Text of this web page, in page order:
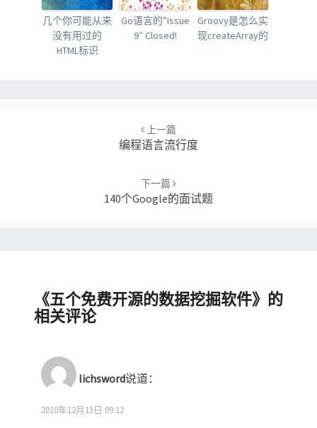
几个你可能从来
没有用过的
HTML标识
Go语言的”Issue
9″ Closed!
Groovy是怎么实
现createArray的
上一篇
编程语言流行度
下一篇
140个Google的面试题
《五个免费开源的数据挖掘软件》的
相关评论
lichsword说道：
2010年12月13日 09:12